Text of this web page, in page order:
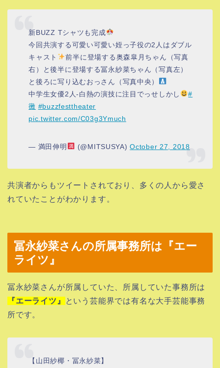
新BUZZ Tシャツも完成
今回共演する可愛い可愛い姪っ子役の2人はダブル
キャスト
前半に登場する奥森皐月ちゃん（写真
右）と後半に登場する冨永紗菜ちゃん（写真左）
と後ろに写り込むおっさん（写真中央）
中学生女優2人-白熱の演技に注目でっせしかし
#
黴 #buzzfesttheater
pic.twitter.com/C03g3Ymuch
— 満田伸明 (@MITSUSYA)October 27, 2018
共演者からもツイートされており、多くの人から愛さ
れていたことがわかります。
冨永紗菜さんの所属事務所は『エー
ライツ』
冨永紗菜さんが所属していた、所属していた事務所は
『エーライツ』
という芸能界では有名な大手芸能事務
所です。
【山田紗椰・冨永紗菜】